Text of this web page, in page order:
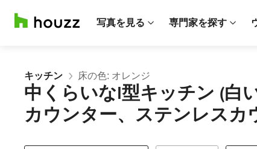
写真を見る 専門家を探す
キッチン 床の色: オレンジ
中くらいなI型キッチン (白
カウンター、ステンレスカ